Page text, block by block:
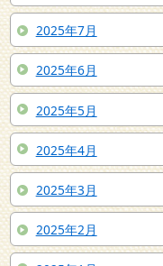
2025年7月
2025年6月
2025年5月
2025年4月
2025年3月
2025年2月